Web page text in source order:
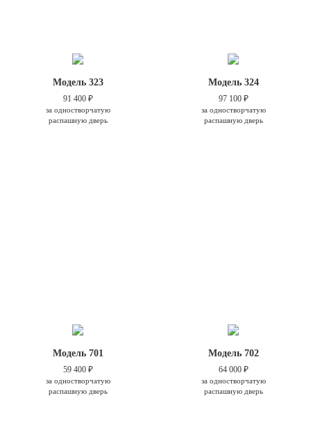
Модель 323
91 400 ₽
за одностворчатую
распашную дверь
Модель 324
97 100 ₽
за одностворчатую
распашную дверь
Модель 701
59 400 ₽
за одностворчатую
распашную дверь
Модель 702
64 000 ₽
за одностворчатую
распашную дверь